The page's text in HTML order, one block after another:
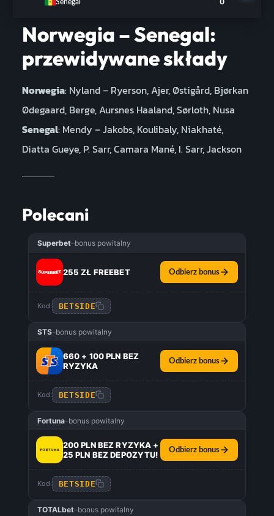
Senegal
Norwegia – Senegal:
przewidywane składy
Norwegia: Nyland – Ryerson, Ajer, Østigård, Bjørkan
Ødegaard, Berge, Aursnes Haaland, Sørloth, Nusa
Senegal: Mendy – Jakobs, Koulibaly, Niakhaté,
Diatta Gueye, P. Sarr, Camara Mané, I. Sarr, Jackson
Polecani
Superbet–bonus powitalny
255 ZŁ FREEBET Odbierz bonus
Kod: BETSIDE
STS–bonus powitalny
660 + 100 PLN BEZ
RYZYKA
Odbierz bonus
Kod: BETSIDE
Fortuna–bonus powitalny
200 PLN BEZ RYZYKA +
25 PLN BEZ DEPOZYTU!
Odbierz bonus
Kod: BETSIDE
TOTALbet–bonus powitalny